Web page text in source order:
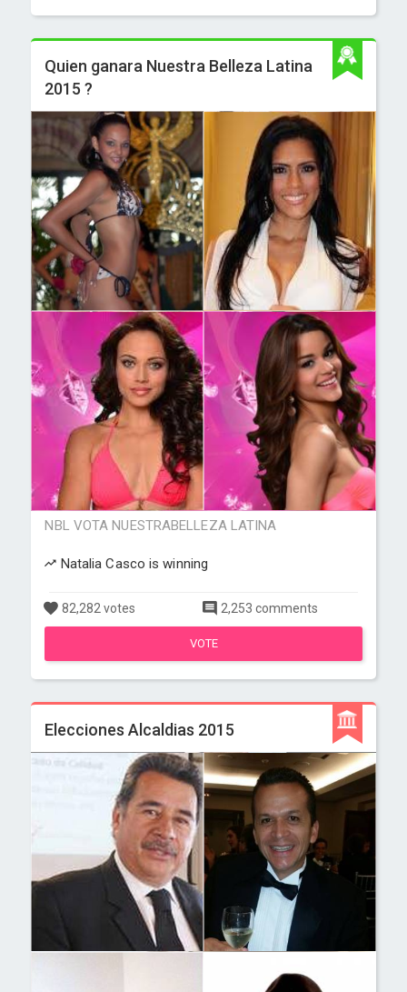
Quien ganara Nuestra Belleza Latina
2015 ?
NBL VOTA NUESTRABELLEZA LATINA
Natalia Casco is winning
82,282 votes 2,253 comments
VOTE
Elecciones Alcaldias 2015